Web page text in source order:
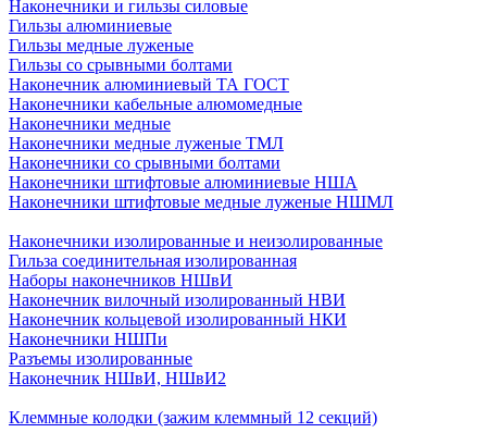
Наконечники и гильзы силовые
Гильзы алюминиевые
Гильзы медные луженые
Гильзы со срывными болтами
Наконечник алюминиевый ТА ГОСТ
Наконечники кабельные алюмомедные
Наконечники медные
Наконечники медные луженые ТМЛ
Наконечники со срывными болтами
Наконечники штифтовые алюминиевые НША
Наконечники штифтовые медные луженые НШМЛ
Наконечники изолированные и неизолированные
Гильза соединительная изолированная
Наборы наконечников НШвИ
Наконечник вилочный изолированный НВИ
Наконечник кольцевой изолированный НКИ
Наконечники НШПи
Разъемы изолированные
Наконечник НШвИ, НШвИ2
Клеммные колодки (зажим клеммный 12 секций)